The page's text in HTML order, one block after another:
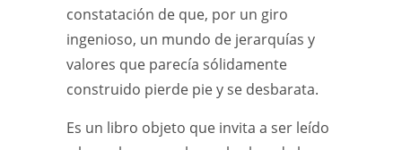
constatación de que, por un giro
ingenioso, un mundo de jerarquías y
valores que parecía sólidamente
construido pierde pie y se desbarata.
Es un libro objeto que invita a ser leído